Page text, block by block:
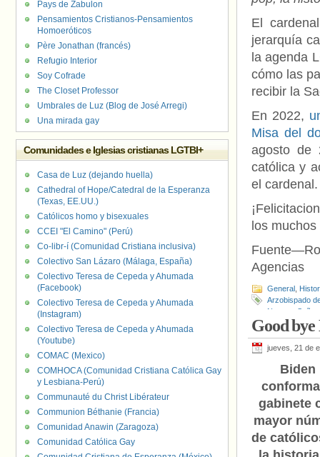
El
jerarquía
la agenda
cómo las
recibir la
En 2022,
Misa del
agosto de
católica y
el cardenal.
los
Agencias
General
Arzobispado
Nuestra
Houlihan,
Good
jueves, 21 de
Biden
gabinete
mayor
de
Pays de Zabulon
Pensamientos Cristianos-Pensamientos
Homoeróticos
Père Jonathan (francés)
Refugio Interior
Soy Cofrade
The Closet Professor
Umbrales de Luz (Blog de José Arregi)
Una mirada gay
Comunidades e Iglesias cristianas LGTBI+
Casa de Luz (dejando huella)
Cathedral of Hope/Catedral de la Esperanza
(Texas, EE.UU.)
Católicos homo y bisexuales
CCEI "El Camino" (Perú)
Co-libr-í (Comunidad Cristiana inclusiva)
Colectivo San Lázaro (Málaga, España)
Colectivo Teresa de Cepeda y Ahumada
(Facebook)
Colectivo Teresa de Cepeda y Ahumada
(Instagram)
Colectivo Teresa de Cepeda y Ahumada
(Youtube)
COMAC (Mexico)
COMHOCA (Comunidad Cristiana Católica Gay
y Lesbiana-Perú)
Communauté du Christ Libérateur
Communion Béthanie (Francia)
Comunidad Anawin (Zaragoza)
Comunidad Católica Gay